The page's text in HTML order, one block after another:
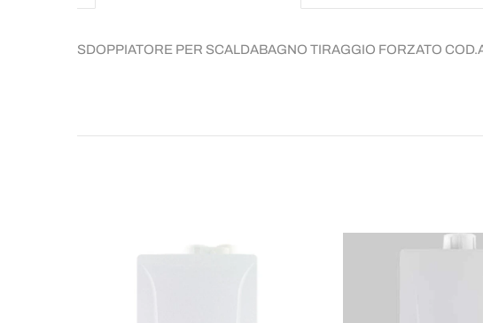
SDOPPIATORE PER SCALDABAGNO TIRAGGIO FORZATO